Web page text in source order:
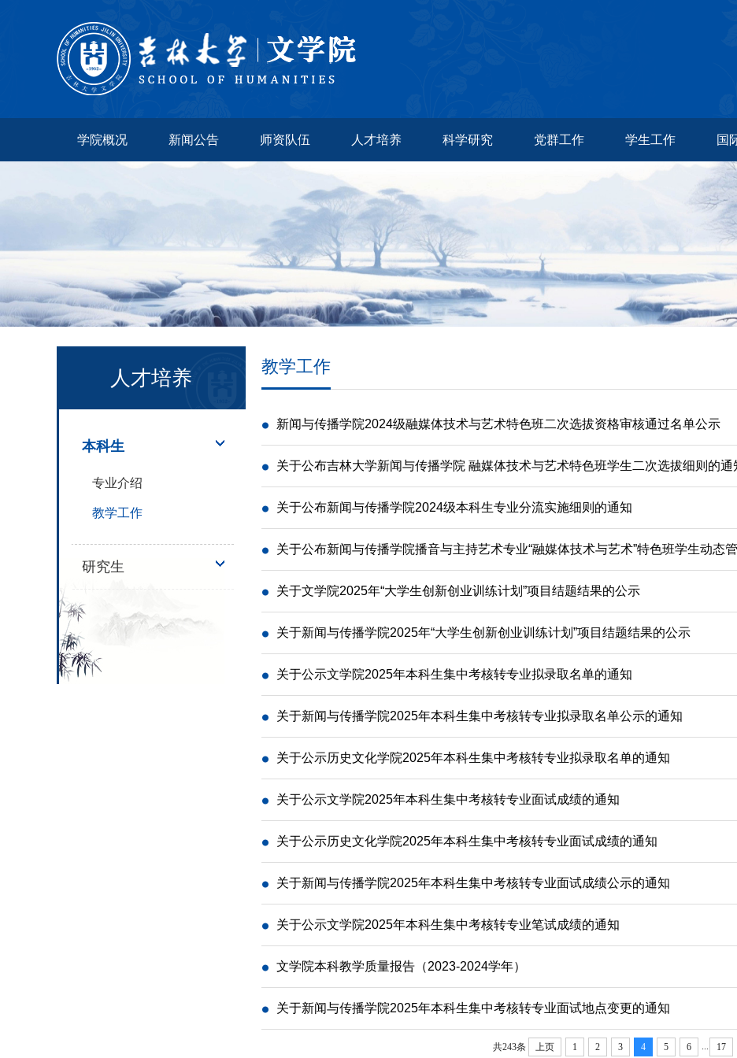
学院概况 新闻公告 师资队伍 人才培养 科学研究 党群工作 学生工作 国
人才培养
本科生
专业介绍
教学工作
研究生
教学工作
新闻与传播学院2024级融媒体技术与艺术特色班二次选拔资格审核通过名单公示
关于公布吉林大学新闻与传播学院 融媒体技术与艺术特色班学生二次选拔细则的通
关于公布新闻与传播学院2024级本科生专业分流实施细则的通知
关于公布新闻与传播学院播音与主持艺术专业“融媒体技术与艺术”特色班学生动态
关于文学院2025年“大学生创新创业训练计划”项目结题结果的公示
关于新闻与传播学院2025年“大学生创新创业训练计划”项目结题结果的公示
关于公示文学院2025年本科生集中考核转专业拟录取名单的通知
关于新闻与传播学院2025年本科生集中考核转专业拟录取名单公示的通知
关于公示历史文化学院2025年本科生集中考核转专业拟录取名单的通知
关于公示文学院2025年本科生集中考核转专业面试成绩的通知
关于公示历史文化学院2025年本科生集中考核转专业面试成绩的通知
关于新闻与传播学院2025年本科生集中考核转专业面试成绩公示的通知
关于公示文学院2025年本科生集中考核转专业笔试成绩的通知
文学院本科教学质量报告（2023-2024学年）
关于新闻与传播学院2025年本科生集中考核转专业面试地点变更的通知
共243条 上页 1 2 3 4 5 6 17